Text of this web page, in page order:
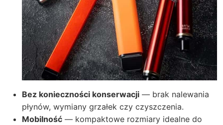
Bez konieczności konserwacji — brak nalewania
płynów, wymiany grzałek czy czyszczenia.
Mobilność — kompaktowe rozmiary idealne do